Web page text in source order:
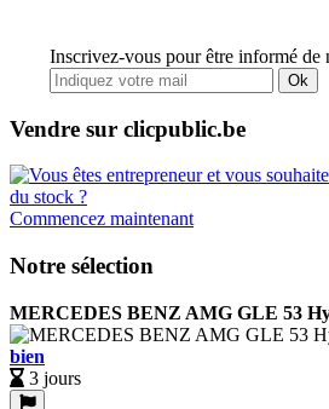
Inscrivez-vous pour être informé de
Ok
Vendre sur clicpublic.be
Commencez maintenant
Notre sélection
MERCEDES BENZ AMG GLE 53
bien
3 jours